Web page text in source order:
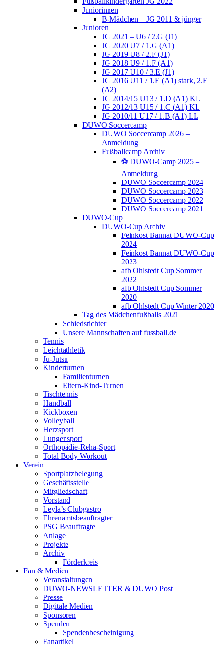
Juniorinnen
B-Mädchen – JG 2011 & jünger
Junioren
JG 2021 – U6 / 2.G (J1)
JG 2020 U7 / 1.G (A1)
JG 2019 U8 / 2.F (J1)
JG 2018 U9 / 1.F (A1)
JG 2017 U10 / 3.E (J1)
JG 2016 U11 / 1.E (A1) stark, 2.E
(A2)
JG 2014/15 U13 / 1.D (A1) KL
JG 2012/13 U15 / 1.C (A1) KL
JG 2010/11 U17 / 1.B (A1) LL
DUWO Soccercamp
DUWO Soccercamp 2026 –
Anmeldung
Fußballcamp Archiv
⚽️ DUWO-Camp 2025 –
Anmeldung
DUWO Soccercamp 2024
DUWO Soccercamp 2023
DUWO Soccercamp 2022
DUWO Soccercamp 2021
DUWO-Cup
DUWO-Cup Archiv
Feinkost Bannat DUWO-Cup
2024
Feinkost Bannat DUWO-Cup
2023
afb Ohlstedt Cup Sommer
2022
afb Ohlstedt Cup Sommer
2020
afb Ohlstedt Cup Winter 2020
Tag des Mädchenfußballs 2021
Schiedsrichter
Unsere Mannschaften auf fussball.de
Tennis
Leichtathletik
Ju-Jutsu
Kinderturnen
Familienturnen
Eltern-Kind-Turnen
Tischtennis
Handball
Kickboxen
Volleyball
Herzsport
Lungensport
Orthopädie-Reha-Sport
Total Body Workout
Verein
Sportplatzbelegung
Geschäftsstelle
Mitgliedschaft
Vorstand
Leyla’s Clubgastro
Ehrenamtsbeauftragter
PSG Beauftragte
Anlage
Projekte
Archiv
Förderkreis
Fan & Medien
Veranstaltungen
DUWO-NEWSLETTER & DUWO Post
Presse
Digitale Medien
Sponsoren
Spenden
Spendenbescheinigung
Fanartikel